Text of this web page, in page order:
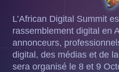
L’African Digital Summit
rassemblement digital en
annonceurs,
digital, des médias et de
sera organisé le 8 et 9